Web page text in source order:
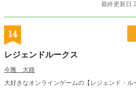
最終更新日
14
レジェンドルークス
今雅 大路
大好きなオンラインゲームの【レジェンド・